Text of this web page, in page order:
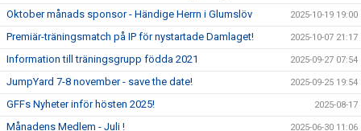
Oktober månads sponsor - Händige Herrn i Glumslöv 2025-10-19 19:00
Premiär-träningsmatch på IP för nystartade Damlaget! 2025-10-07 21:17
Information till träningsgrupp födda 2021 2025-09-27 07:54
JumpYard 7-8 november - save the date! 2025-09-25 19:54
GFFs Nyheter inför hösten 2025! 2025-08-17
Månadens Medlem - Juli ! 2025-06-30 11:06